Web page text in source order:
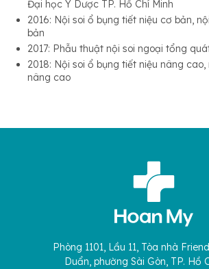
Đại học Y Dược TP. Hồ Chí Minh
2016: Nội soi ổ bụng tiết niệu cơ bản,
bản
2017: Phẫu thuật nội soi ngoại tổng
2018: Nội soi ổ bụng tiết niệu nâng cao,
nâng cao
Phòng 1101, Lầu 11, Tòa nhà
Duẩn, phường Sài Gòn, TP. Hồ